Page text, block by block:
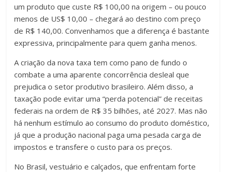
um produto que custe R$ 100,00 na origem – ou pouco
menos de US$ 10,00 – chegará ao destino com preço
de R$ 140,00. Convenhamos que a diferença é bastante
expressiva, principalmente para quem ganha menos.
A criação da nova taxa tem como pano de fundo o
combate a uma aparente concorrência desleal que
prejudica o setor produtivo brasileiro. Além disso, a
taxação pode evitar uma “perda potencial” de receitas
federais na ordem de R$ 35 bilhões, até 2027. Mas não
há nenhum estímulo ao consumo do produto doméstico,
já que a produção nacional paga uma pesada carga de
impostos e transfere o custo para os preços.
No Brasil, vestuário e calçados, que enfrentam forte